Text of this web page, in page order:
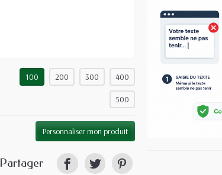
100 200 300 400
500
Personnaliser mon produit
Partager